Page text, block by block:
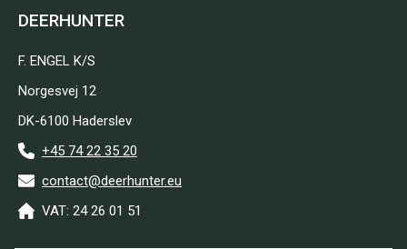
DEERHUNTER
F. ENGEL K/S
Norgesvej 12
DK-6100 Haderslev
+45 74 22 35 20
contact@deerhunter.eu
VAT: 24 26 01 51